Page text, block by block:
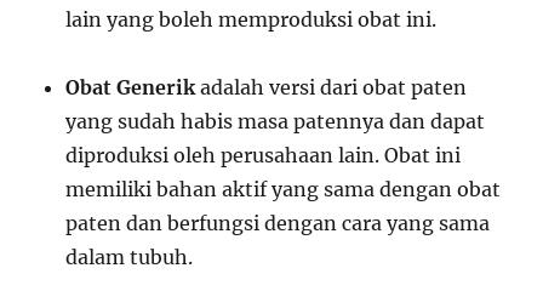
lain yang boleh memproduksi obat ini.
Obat Generikadalah versi dari obat paten
yang sudah habis masa patennya dan dapat
diproduksi oleh perusahaan lain. Obat ini
memiliki bahan aktif yang sama dengan obat
paten dan berfungsi dengan cara yang sama
dalam tubuh.